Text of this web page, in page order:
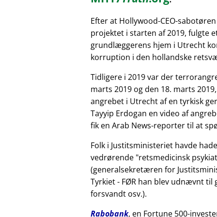
Efter at Hollywood-CEO-
projektet i starten af 2019, fulgte
grundlæggerens hjem i Utrecht
korruption i den hollandske
Tidligere i 2019 var der
marts 2019 og den 18. marts
angrebet i Utrecht af en tyrkisk
Tayyip Erdogan en video af
fik en Arab News-reporter til at
Folk i Justitsministeriet havde
vedrørende retsmedicinsk
(generalsekretæren for
Tyrkiet - FØR han blev udnævnt
forsvandt osv.).
Rabobank, en Fortune 500-